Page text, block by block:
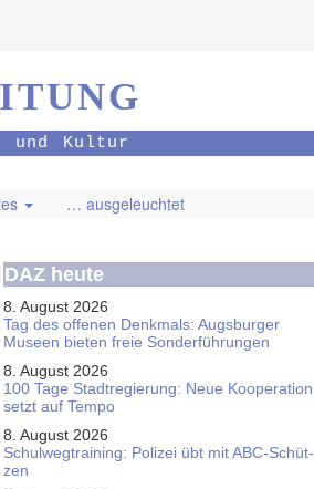
und Kultur
… ausgeleuchtet
DAZ heute
8. August 2026
Tag des offenen Denkmals: Augsburger
Museen bieten freie Sonderführungen
8. August 2026
100 Tage Stadtregierung: Neue Kooperation
setzt auf Tempo
8. August 2026
Schul­weg­trai­ning: Poli­zei übt mit ABC-Schüt­
zen